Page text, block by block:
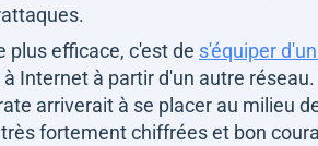
plus efficace, c'est de s'équiper
Internet à partir d'un autre
arriverait à se placer au milieu
fortement chiffrées et bon